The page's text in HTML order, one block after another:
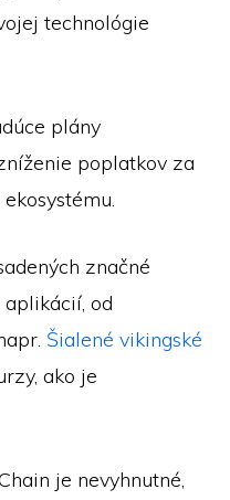
technológie
plány
poplatkov za
značné
od
Šialené vikingské
ako je
je nevyhnutné,